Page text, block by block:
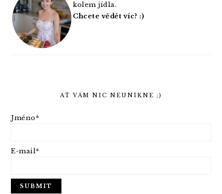
kolem jídla.
Chcete vědět víc? :)
AŤ VÁM NIC NEUNIKNE ;)
Jméno*
E-mail*